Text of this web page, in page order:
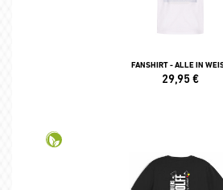
FANSHIRT - ALLE IN
29,95€